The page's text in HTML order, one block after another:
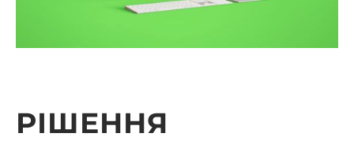
РІШЕННЯ